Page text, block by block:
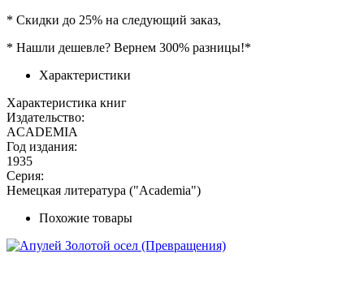
* Скидки до 25% на следующий заказ,
* Нашли дешевле? Вернем 300% разницы!*
Характеристики
Характеристика книг
Издательство:
ACADEMIA
Год издания:
1935
Серия:
Немецкая литература ("Academia")
Похожие товары